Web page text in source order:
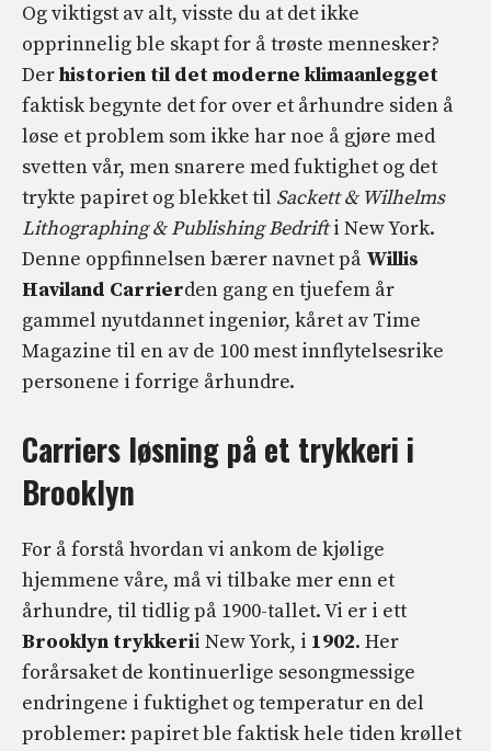
Og viktigst av alt, visste du at det ikke
opprinnelig ble skapt for å trøste mennesker?
Derhistorien til det moderne klimaanlegget
faktisk begynte det for over et århundre siden å
løse et problem som ikke har noe å gjøre med
svetten vår, men snarere med fuktighet og det
trykte papiret og blekket til Sackett & Wilhelms
Lithographing & Publishing Bedrifti New York.
Denne oppfinnelsen bærer navnet på Willis
Haviland Carrierden gang en tjuefem år
gammel nyutdannet ingeniør, kåret av Time
Magazine til en av de 100 mest innflytelsesrike
personene i forrige århundre.
Carriers løsning på et trykkeri i
Brooklyn
For å forstå hvordan vi ankom de kjølige
hjemmene våre, må vi tilbake mer enn et
århundre, til tidlig på 1900-tallet. Vi er i ett
Brooklyn trykkerii New York, i 1902. Her
forårsaket de kontinuerlige sesongmessige
endringene i fuktighet og temperatur en del
problemer: papiret ble faktisk hele tiden krøllet